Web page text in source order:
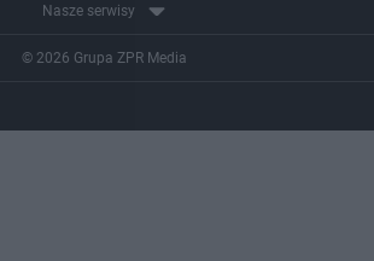
Nasze serwisy
© 2026 Grupa ZPR Media